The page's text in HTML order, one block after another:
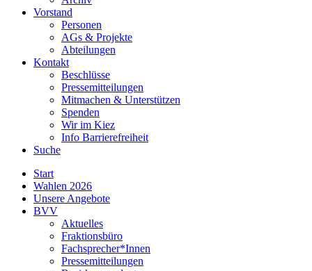
Vorstand
Personen
AGs & Projekte
Abteilungen
Kontakt
Beschlüsse
Pressemitteilungen
Mitmachen & Unterstützen
Spenden
Wir im Kiez
Info Barrierefreiheit
Suche
Start
Wahlen 2026
Unsere Angebote
BVV
Aktuelles
Fraktionsbüro
Fachsprecher*Innen
Pressemitteilungen